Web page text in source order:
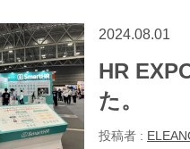
2024.08.01
HR
た。
投稿者 :